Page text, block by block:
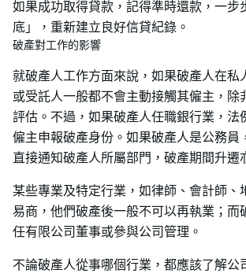
如果成功取得貸款，記得準時還款，一步
底」，重新建立良好信貸紀錄。
破產對工作的影響
就破產人工作方面來說，如果破產人在私
或受託人一般都不會主動接觸其僱主，除
評估。不過，如果破產人任職銀行業，法
僱主申報破產身份。如果破產人是公務員
直接通知破產人所屬部門，破產期間升遷
某些專業及特定行業，如律師、會計師、
易商，他們破產後一般不可以再執業；而
任有限公司董事或參與公司管理。
不論破產人從事哪個行業，都應該了解公